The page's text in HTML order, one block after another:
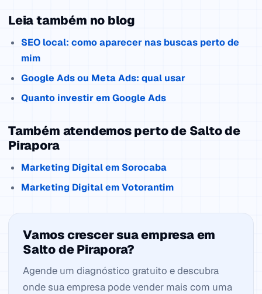
Leia também no blog
SEO local: como aparecer nas buscas perto de
mim
Google Ads ou Meta Ads: qual usar
Quanto investir em Google Ads
Também atendemos perto de Salto de
Pirapora
Marketing Digital em Sorocaba
Marketing Digital em Votorantim
Vamos crescer sua empresa em
Salto de Pirapora?
Agende um diagnóstico gratuito e descubra
onde sua empresa pode vender mais com uma